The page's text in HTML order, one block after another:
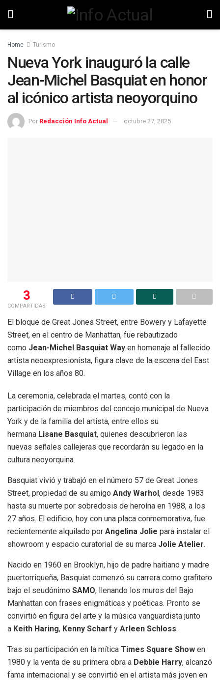
Home Turismo
Nueva York inauguró la calle
Jean-Michel Basquiat en honor
al icónico artista neoyorquino
Por Redacción Info Actual octubre 27, 2025
3
COMPARTIDAS
El bloque de Great Jones Street, entre Bowery y Lafayette
Street, en el centro de Manhattan, fue rebautizado
como Jean-Michel Basquiat Way en homenaje al fallecido
artista neoexpresionista, figura clave de la escena del East
Village en los años 80.
La ceremonia, celebrada el martes, contó con la
participación de miembros del concejo municipal de Nueva
York y de la familia del artista, entre ellos su
hermana Lisane Basquiat, quienes descubrieron las
nuevas señales callejeras que recordarán su legado en la
cultura neoyorquina.
Basquiat vivió y trabajó en el número 57 de Great Jones
Street, propiedad de su amigo Andy Warhol, desde 1983
hasta su muerte por sobredosis de heroína en 1988, a los
27 años. El edificio, hoy con una placa conmemorativa, fue
recientemente alquilado por Angelina Jolie para instalar el
showroom y espacio curatorial de su marca Jolie Atelier.
Nacido en 1960 en Brooklyn, hijo de padre haitiano y madre
puertorriqueña, Basquiat comenzó su carrera como grafitero
bajo el seudónimo SAMO, llenando los muros del Bajo
Manhattan con frases enigmáticas y poéticas. Pronto se
convirtió en figura del arte y la música vanguardista junto
a Keith Haring, Kenny Scharf y Arleen Schloss.
Tras su participación en la mítica Times Square Show en
1980 y la venta de su primera obra a Debbie Harry, alcanzó
fama internacional y se convirtió en el artista más joven en